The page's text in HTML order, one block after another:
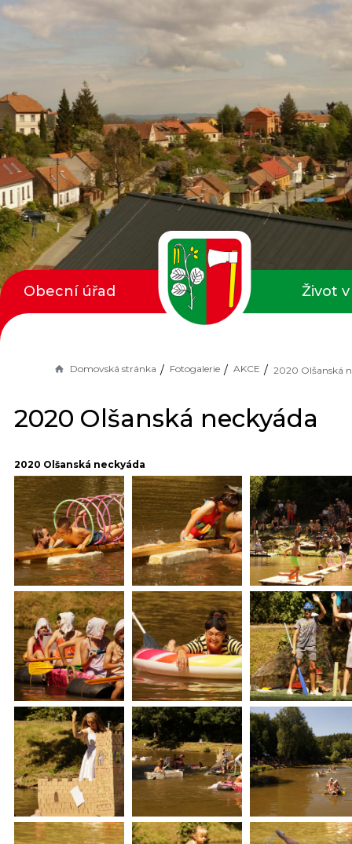
Domovská stránka Fotogalerie AKCE
2020 Olšanská neckyáda
2020 Olšanská neckyáda
Obecní úřad Život